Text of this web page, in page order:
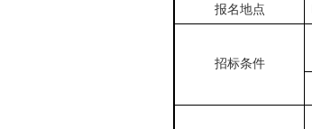
报名地点
招标条件